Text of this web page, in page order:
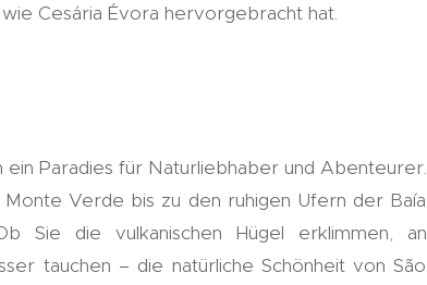
Cesária Évora hervorgebracht hat.
ein Paradies für Naturliebhaber und Abenteurer.
Verde bis zu den ruhigen Ufern der Baía
Sie die vulkanischen Hügel erklimmen, an
tauchen – die natürliche Schönheit von São